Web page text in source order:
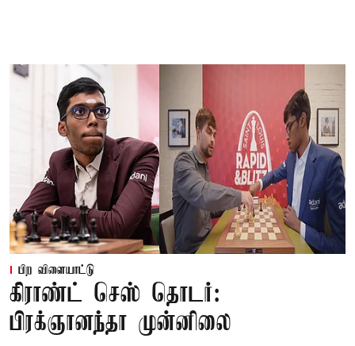
பிற விளையாட்டு
கிராண்ட் செஸ் தொடர்:
பிரக்ஞானந்தா முன்னிலை